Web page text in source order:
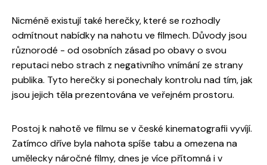
Nicméně existují také herečky, které se rozhodly
odmítnout nabídky na nahotu ve filmech. Důvody jsou
různorodé - od osobních zásad po obavy o svou
reputaci nebo strach z negativního vnímání ze strany
publika. Tyto herečky si ponechaly kontrolu nad tím, jak
jsou jejich těla prezentována ve veřejném prostoru.
Postoj k nahotě ve filmu se v české kinematografii vyvíjí.
Zatímco dříve byla nahota spíše tabu a omezena na
umělecky náročné filmy, dnes je více přítomná i v